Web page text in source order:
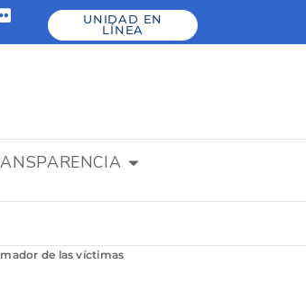
UNIDAD EN
LÍNEA
de las víctimas